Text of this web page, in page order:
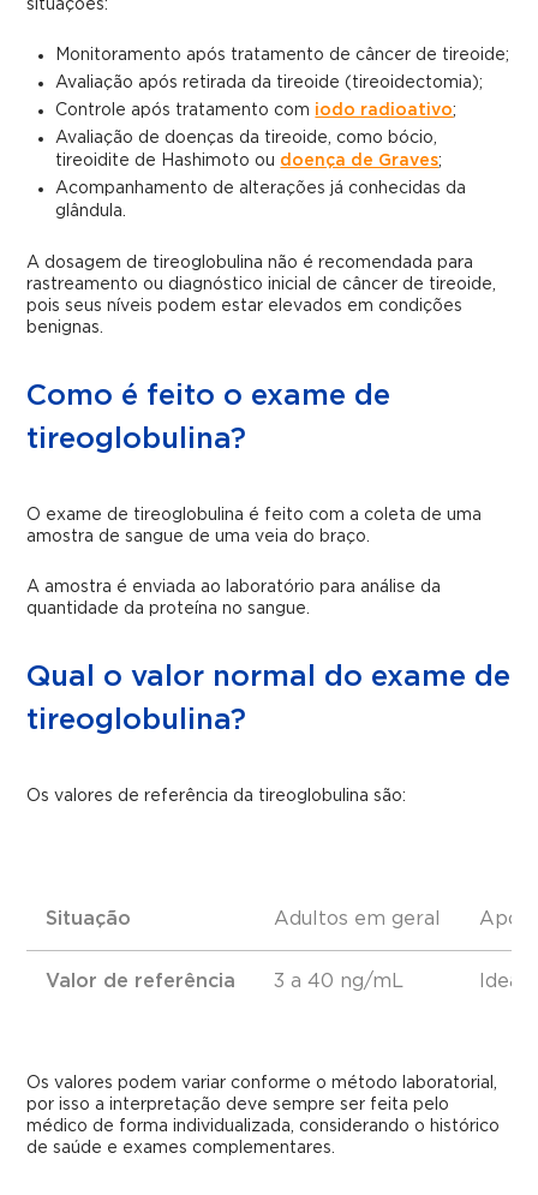
situações:
Monitoramento após tratamento de câncer de tireoide;
Avaliação após retirada da tireoide (tireoidectomia);
Controle após tratamento com iodo radioativo;
Avaliação de doenças da tireoide, como bócio,
tireoidite de Hashimoto ou doença de Graves;
Acompanhamento de alterações já conhecidas da
glândula.
A dosagem de tireoglobulina não é recomendada para
rastreamento ou diagnóstico inicial de câncer de tireoide,
pois seus níveis podem estar elevados em condições
benignas.
Como é feito o exame de
tireoglobulina?
O exame de tireoglobulina é feito com a coleta de uma
amostra de sangue de uma veia do braço.
A amostra é enviada ao laboratório para análise da
quantidade da proteína no sangue.
Qual o valor normal do exame de
tireoglobulina?
Os valores de referência da tireoglobulina são:
Situação
Valor de referência
Adultos em geral
3 a 40 ng/mL
Após
Os valores podem variar conforme o método laboratorial,
por isso a interpretação deve sempre ser feita pelo
médico de forma individualizada, considerando o histórico
de saúde e exames complementares.